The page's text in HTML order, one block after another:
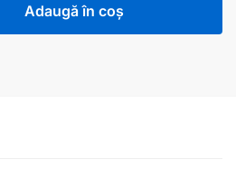
Adaugă în coș